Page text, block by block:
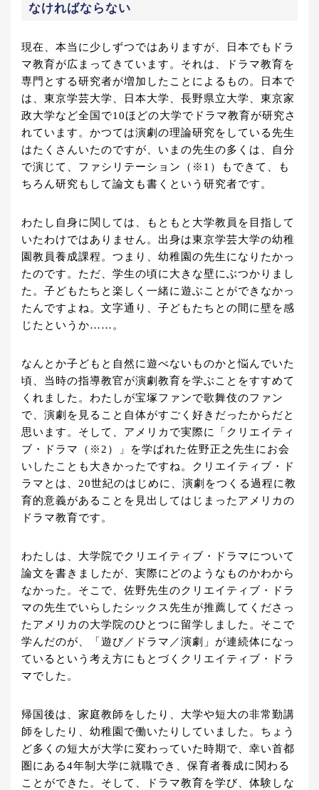
なければならない
現在、本当に少しずつではありますが、日本でもドラ
マ教育が広まってきています。それは、ドラマ教育を
専門とする研究者が増加したことによるもの。日本で
は、東京学芸大学、日本大学、長野県立大学、東京家
政大学など全国で10ほどの大学でドラマ教育が研究さ
れています。かつては演劇の理論研究をしている先生
はたくさんいたのですが、いまの先生の多くは、自分
で演じて、ファシリテーション（※1）もできて、も
ちろん研究もして論文も書くという研究者です。
わたし自身に関しては、もともと大学教員を目指して
いたわけではありません。出身は東京学芸大学の幼稚
園教員養成課程。つまり、幼稚園の先生になりたかっ
たのです。ただ、学生の頃に大きな壁にぶつかりまし
た。子どもたちと楽しく一緒に遊ぶことができなかっ
たんですよね。文字通り、子どもたちとの間に壁を感
じたというか……。
なんとか子どもと自然に遊べないものかと悩んでいた
頃、当時の指導教官が演劇教育を学ぶことをすすめて
くれました。わたしが宝塚ファンで歌舞伎のファン
で、演劇を見ること自体がすごく好きだったからだと
思います。そして、アメリカで実際に「クリエイティ
ブ・ドラマ（※2）」を学ばれた佐野正之先生にお会
いしたことも大きかったですね。クリエイティブ・ド
ラマとは、20世紀のはじめに、演劇をつくる過程に教
育的意義があることを見出してはじまったアメリカの
ドラマ教育です。
わたしは、大学院でクリエイティブ・ドラマについて
論文を書きましたが、実際にどのようなものかわから
なかった。そこで、佐野先生のクリエイティブ・ドラ
マの先生でいらしたシックス先生が推薦してくださっ
たアメリカの大学院のひとつに留学しました。そこで
学んだのが、「遊び／ドラマ／演劇」が連続体になっ
ているという考え方にもとづくクリエイティブ・ドラ
マでした。
帰国後は、家庭教師をしたり、大学や短大の非常勤講
師をしたり、幼稚園で働いたりしていました。ちょう
ど多くの短大が大学に変わっていた時期で、幸い首都
圏にある4年制大学に就職でき、保育者養成に関わる
ことができた。そして、ドラマ教育を学び、体験しな